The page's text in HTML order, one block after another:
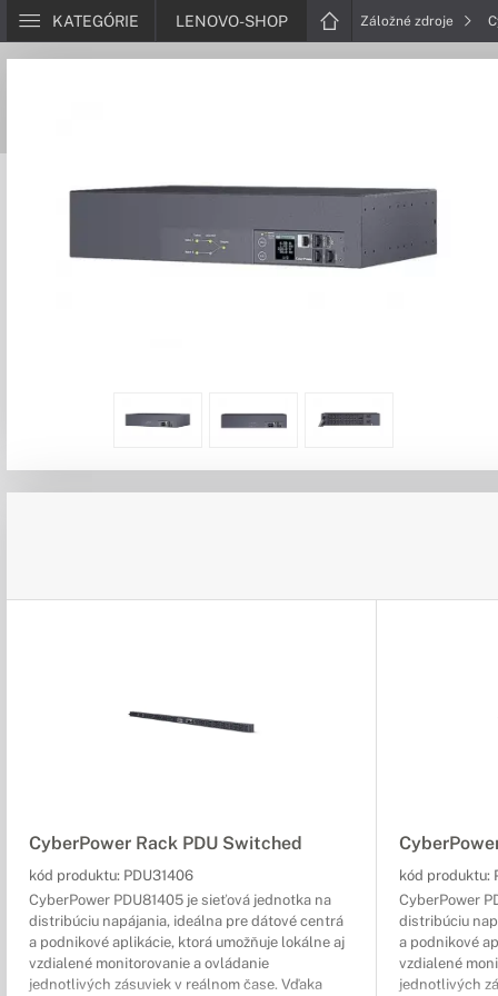
KATEGÓRIE LENOVO-SHOP Záložné zdroje
CyberPower Rack PDU Switched
kód produktu: PDU31406
CyberPower PDU81405 je sieťová jednotka na
distribúciu napájania, ideálna pre dátové centrá
a podnikové aplikácie, ktorá umožňuje lokálne aj
vzdialené monitorovanie a ovládanie
jednotlivých zásuviek v reálnom čase. Vďaka
kód produktu:
CyberPower
distribúciu
a podnikové
vzdialené
jednotlivých